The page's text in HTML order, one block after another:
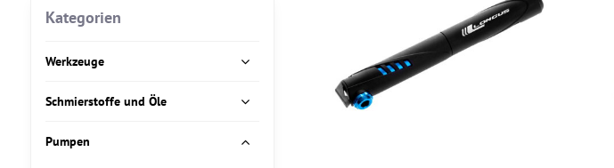
Kategorien
Werkzeuge
Schmierstoffe und Öle
Pumpen